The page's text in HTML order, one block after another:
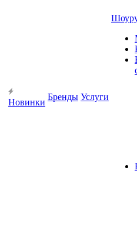
Новинки
Бренды Услуги